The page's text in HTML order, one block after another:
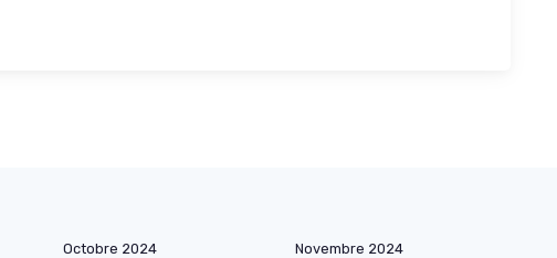
Octobre 2024
Novembre 2024